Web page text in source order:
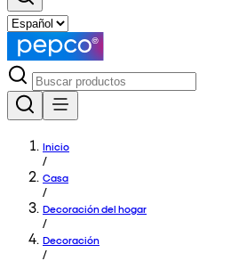
Inicio
/
Casa
/
Decoración del hogar
/
Decoración
/